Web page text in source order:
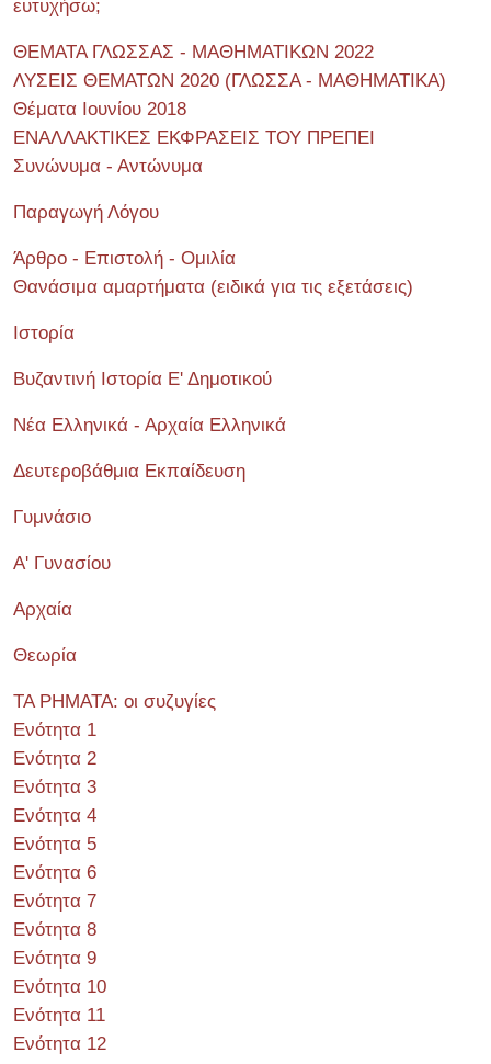
ευτυχήσω;
ΘΕΜΑΤΑ ΓΛΩΣΣΑΣ - ΜΑΘΗΜΑΤΙΚΩΝ 2022
ΛΥΣΕΙΣ ΘΕΜΑΤΩΝ 2020 (ΓΛΩΣΣΑ - ΜΑΘΗΜΑΤΙΚΑ)
Θέματα Ιουνίου 2018
ΕΝΑΛΛΑΚΤΙΚΕΣ ΕΚΦΡΑΣΕΙΣ ΤΟΥ ΠΡΕΠΕΙ
Συνώνυμα - Αντώνυμα
Παραγωγή Λόγου
Άρθρο - Επιστολή - Ομιλία
Θανάσιμα αμαρτήματα (ειδικά για τις εξετάσεις)
Ιστορία
Βυζαντινή Ιστορία Ε' Δημοτικού
Νέα Ελληνικά - Αρχαία Ελληνικά
Δευτεροβάθμια Εκπαίδευση
Γυμνάσιο
Α' Γυνασίου
Αρχαία
Θεωρία
ΤΑ ΡΗΜΑΤΑ: οι συζυγίες
Ενότητα 1
Ενότητα 2
Ενότητα 3
Ενότητα 4
Ενότητα 5
Ενότητα 6
Ενότητα 7
Ενότητα 8
Ενότητα 9
Ενότητα 10
Ενότητα 11
Ενότητα 12